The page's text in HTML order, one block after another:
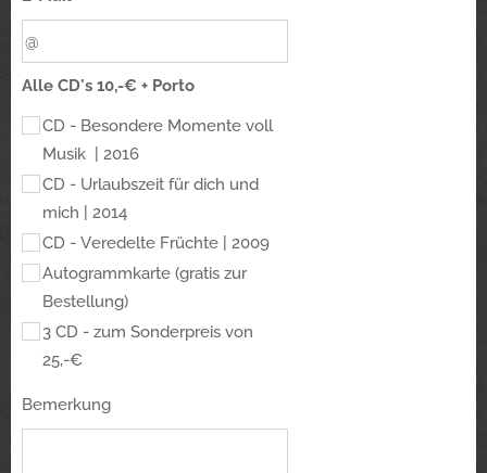
Alle CD's 10,-€ + Porto
CD - Besondere Momente voll
Musik | 2016
CD - Urlaubszeit für dich und
mich | 2014
CD - Veredelte Früchte | 2009
Autogrammkarte (gratis zur
Bestellung)
3 CD - zum Sonderpreis von
25,-€
Bemerkung